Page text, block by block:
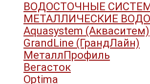
ВОДОСТОЧНЫЕ
МЕТАЛЛИЧЕСКИЕ
Aquasystem (Акваситем)
GrandLine (ГрандЛайн)
МеталлПрофиль
Вегасток
Optima